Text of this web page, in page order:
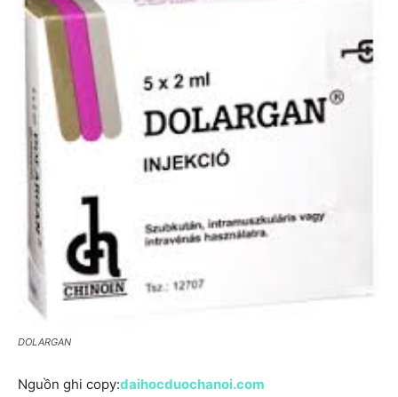
DOLARGAN
Nguồn ghi copy:daihocduochanoi.com